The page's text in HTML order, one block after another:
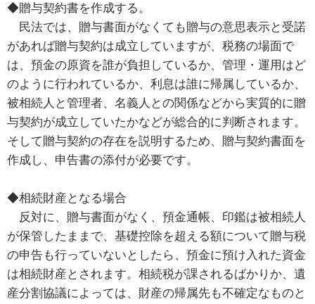
◆贈与契約書を作成する。
民法では、贈与書面がなくても贈与の意思表示と受諾
があれば贈与契約は成立していますが、税務の場面で
は、預金の原資を誰が負担しているか、管理・運用はど
のように行われているか、利息は誰に帰属しているか、
被相続人と管理者、名義人との関係などから実質的に贈
与契約が成立していたかなどが総合的に判断されます。
そして贈与契約の存在を説明するため、贈与契約書面を
作成し、申告書の添付が必要です。
◆相続財産となる場合
反対に、贈与書面がなく、預金通帳、印鑑は被相続人
が保管したままで、基礎控除を超える額について贈与税
の申告も行っていないとしたら、預金に預け入れた資金
は相続財産とされます。相続税が課されるばかりか、遺
産分割協議によっては、財産の帰属先も不確定なものと